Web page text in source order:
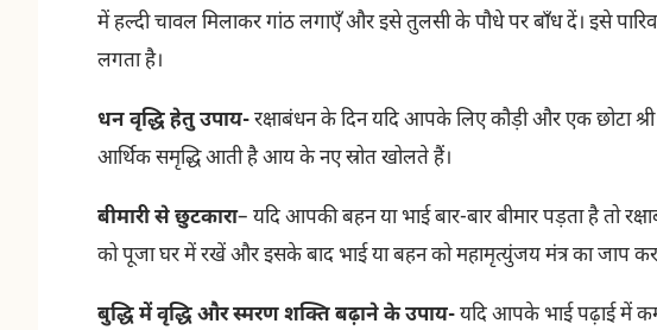
में हल्दी चावल मिलाकर गांठ लगाएँ और इसे तुलसी के पौधे पर बाँध दें। इसे
लगता है।
धन वृद्धि हेतु उपाय-रक्षाबंधन के दिन यदि आपके लिए कौड़ी और एक छोटा
आर्थिक समृद्धि आती है आय के नए स्रोत खोलते हैं।
बीमारी से छुटकारा– यदि आपकी बहन या भाई बार-बार बीमार पड़ता है तो
को पूजा घर में रखें और इसके बाद भाई या बहन को महामृत्युंजय मंत्र का जाप
बुद्धि में वृद्धि और स्मरण शक्ति बढ़ाने के उपाय-यदि आपके भाई पढ़ाई में